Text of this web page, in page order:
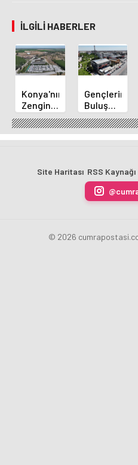
İLGILI HABERLER
Konya'nın
Zengin
Mutfağı
GastroFest'te
Tanıtılacak
Gençlerin
Buluşma
Noktası
Talha
Bayrakçı
Yükseliyor
Site Haritası RSS Kaynağı
© 2026